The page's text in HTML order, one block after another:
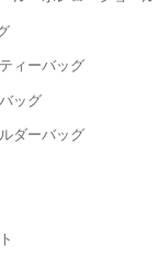
ィーバッグ
ッグ
ダーバッグ